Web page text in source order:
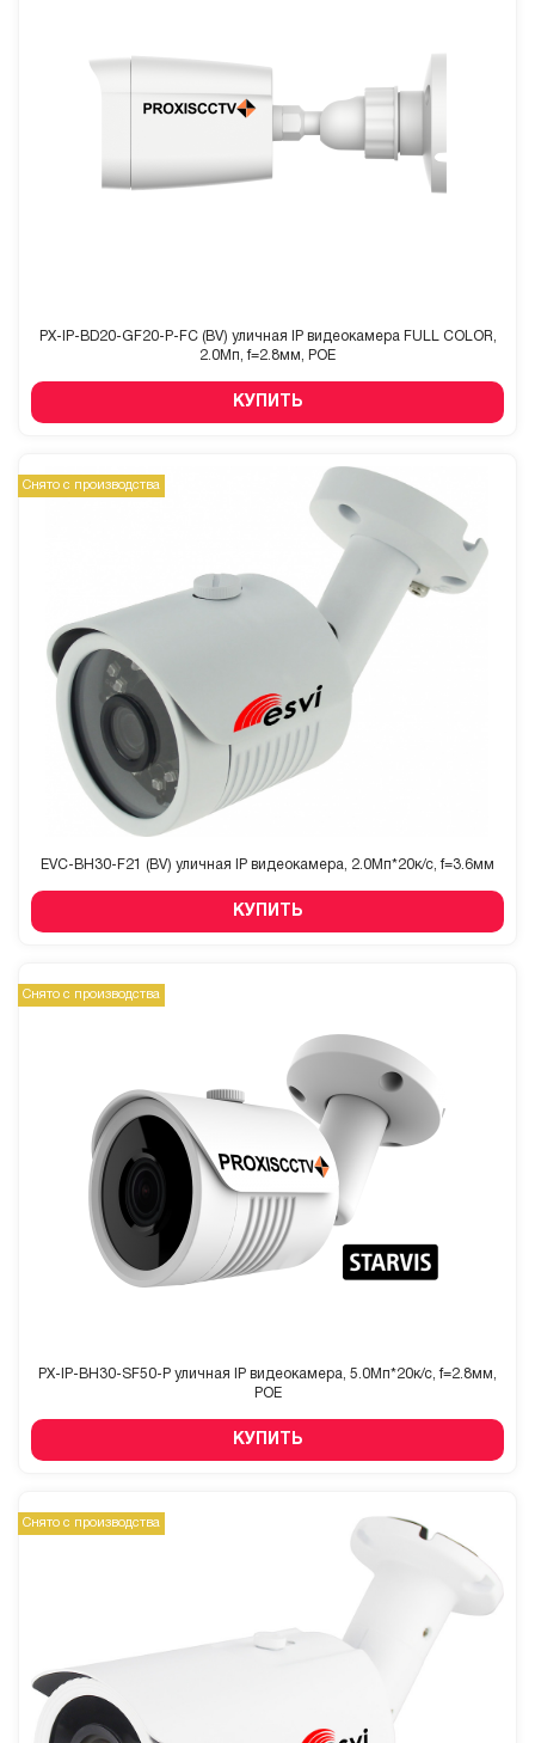
PX-IP-BD20-GF20-P-FC (BV) уличная IP видеокамера FULL COLOR,
2.0Мп, f=2.8мм, POE
КУПИТЬ
Снято с производства
EVC-BH30-F21 (BV) уличная IP видеокамера, 2.0Мп*20к/с, f=3.6мм
КУПИТЬ
Снято с производства
PX-IP-BH30-SF50-P уличная IP видеокамера, 5.0Мп*20к/с, f=2.8мм,
POE
КУПИТЬ
Снято с производства